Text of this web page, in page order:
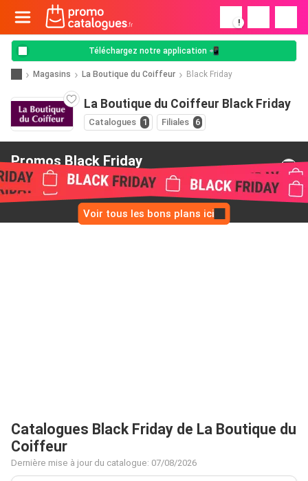
!
Téléchargez notre application 📲
Magasins La Boutique du Coiffeur Black Friday
La Boutique du Coiffeur Black Friday
Catalogues 1 Filiales 6
Promos Black Friday
de La Boutique du Coiffeur
Voir tous les bons plans ici
Catalogues Black Friday de La Boutique du
Coiffeur
Dernière mise à jour du catalogue: 07/08/2026